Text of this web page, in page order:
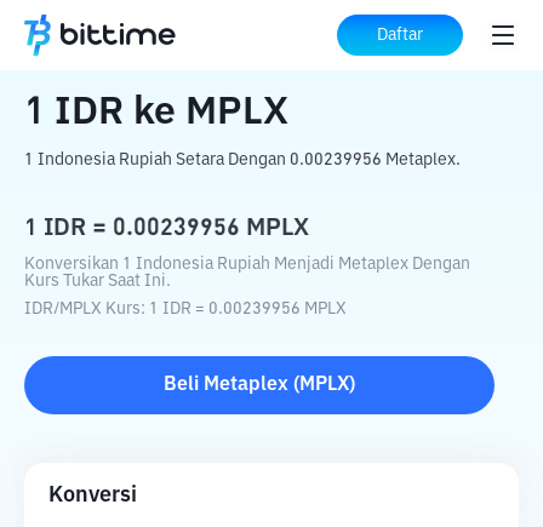
Daftar
Beranda Konverter Kripto ke MPLX
1 IDR ke MPLX
1 Indonesia Rupiah Setara Dengan 0.00239956 Metaplex.
1 IDR = 0.00239956 MPLX
Konversikan 1 Indonesia Rupiah Menjadi Metaplex Dengan
Kurs Tukar Saat Ini.
IDR/MPLX Kurs: 1 IDR = 0.00239956 MPLX
Beli Metaplex ( MPLX)
Konversi